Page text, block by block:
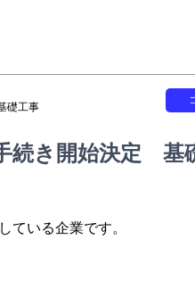
礎工事
続き開始決定 基
ている企業です。